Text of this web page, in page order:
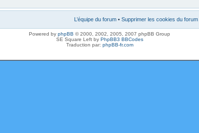
L’équipe du forum • Supprimer les cookies du forum
Powered by phpBB © 2000, 2002, 2005, 2007 phpBB Group
SE Square Left by PhpBB3 BBCodes
Traduction par: phpBB-fr.com